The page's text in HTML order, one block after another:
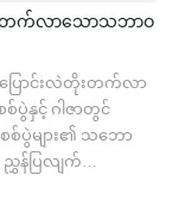
းတက်လာသောသဘာဝ
ပြောင်းလဲတိုးတက်လာ
စ်ပွဲနှင့် ဂါဇာတွင်
စ်ပွဲများ၏ သဘော
ညွှန်ပြလျက်…